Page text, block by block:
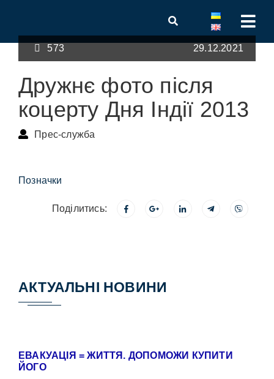
573 29.12.2021
Дружнє фото після
коцерту Дня Індії 2013
Прес-служба
Позначки
Поділитись:
АКТУАЛЬНІ НОВИНИ
ЕВАКУАЦІЯ = ЖИТТЯ. ДОПОМОЖИ КУПИТИ
ЙОГО